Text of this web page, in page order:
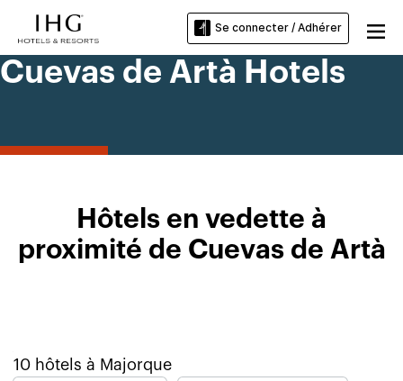
Se connecter / Adhérer
Cuevas de Artà Hotels
Hôtels en vedette à
proximité de Cuevas de Artà
10 hôtels à Majorque